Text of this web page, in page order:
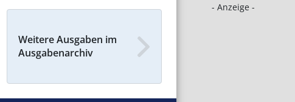
- Anzeige -
Weitere Ausgaben im
Ausgabenarchiv